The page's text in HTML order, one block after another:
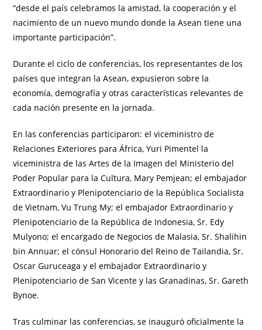
“desde el país celebramos la amistad, la cooperación y el
nacimiento de un nuevo mundo donde la Asean tiene una
importante participación”.
Durante el ciclo de conferencias, los representantes de los
países que integran la Asean, expusieron sobre la
economía, demografía y otras características relevantes de
cada nación presente en la jornada.
En las conferencias participaron: el viceministro de
Relaciones Exteriores para África, Yuri Pimentel la
viceministra de las Artes de la Imagen del Ministerio del
Poder Popular para la Cultura, Mary Pemjean; el embajador
Extraordinario y Plenipotenciario de la República Socialista
de Vietnam, Vu Trung My; el embajador Extraordinario y
Plenipotenciario de la República de Indonesia, Sr. Edy
Mulyono; el encargado de Negocios de Malasia, Sr. Shalihin
bin Annuar; el cónsul Honorario del Reino de Tailandia, Sr.
Oscar Guruceaga y el embajador Extraordinario y
Plenipotenciario de San Vicente y las Granadinas, Sr. Gareth
Bynoe.
Tras culminar las conferencias, se inauguró oficialmente la